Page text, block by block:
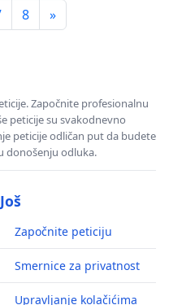
8 »
Započnite profesionalnu
peticije su svakodnevno
peticije odličan put da budete
donošenju odluka.
Još
Započnite peticiju
Smernice za privatnost
Upravljanje kolačićima